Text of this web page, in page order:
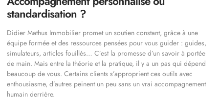
standardisation ?
Didier Mathus Immobilier promet un soutien constant, grâce à une
équipe formée et des ressources pensées pour vous guider : guides,
simulateurs, articles fouillés… C’est la promesse d’un savoir à portée
de main. Mais entre la théorie et la pratique, il y a un pas qui dépend
beaucoup de vous. Certains clients s’approprient ces outils avec
enthousiasme, d’autres peinent un peu sans un vrai accompagnement
humain derrière.